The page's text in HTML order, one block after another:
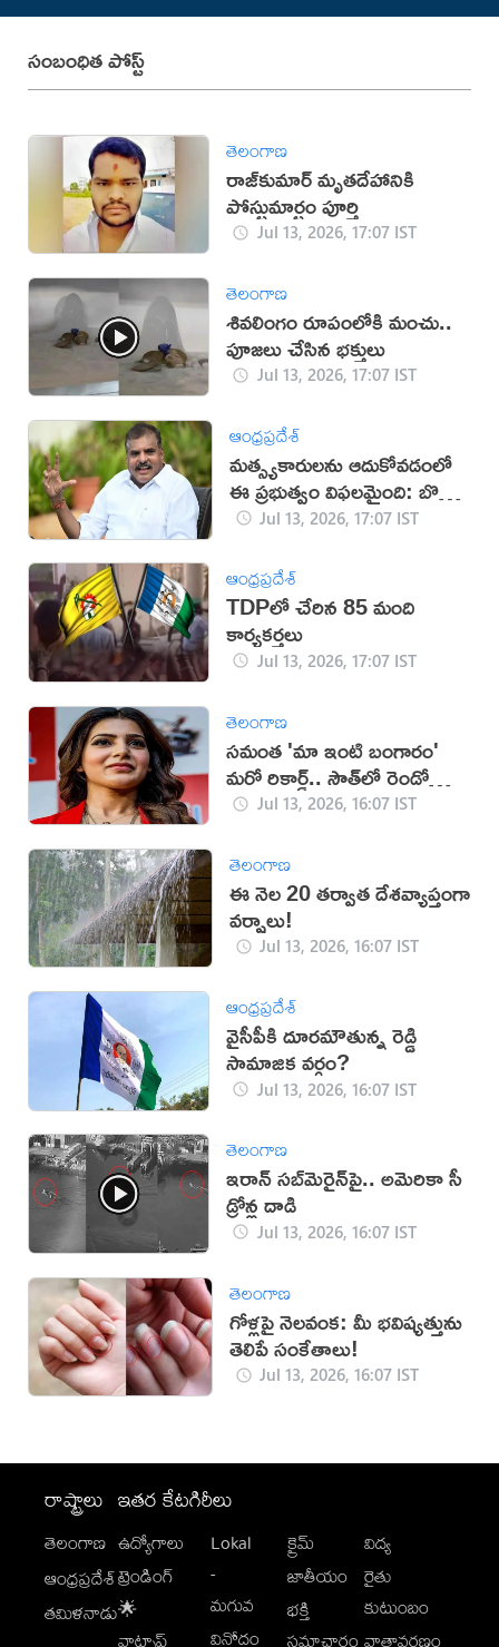
సంబంధిత పోస్ట్
తెలంగాణ
రాజ్‌కుమార్‌ మృతదేహానికి
పోస్టుమార్టం పూర్తి
Jul 13, 2026, 17:07 IST
తెలంగాణ
శివలింగం రూపంలోకి మంచు..
పూజలు చేసిన భక్తులు
Jul 13, 2026, 17:07 IST
ఆంధ్రప్రదేశ్
మత్స్యకారులను ఆదుకోవడంలో
ఈ ప్రభుత్వం విఫలమైంది: బొత్స
సత్యనారాయణ
Jul 13, 2026, 17:07 IST
ఆంధ్రప్రదేశ్
TDPలో చేరిన 85 మంది
కార్యకర్తలు
Jul 13, 2026, 17:07 IST
తెలంగాణ
సమంత 'మా ఇంటి బంగారం'
మరో రికార్డ్.. సౌత్‌లో రెండో
స్థానం!Jul 13, 2026, 16:07 IST
తెలంగాణ
ఈ నెల 20 తర్వాత దేశవ్యాప్తంగా
వర్షాలు!
Jul 13, 2026, 16:07 IST
ఆంధ్రప్రదేశ్
వైసీపీకి దూరమౌతున్న రెడ్డి
సామాజిక వర్గం?
Jul 13, 2026, 16:07 IST
తెలంగాణ
ఇరాన్‌ సబ్‌మెరైన్‌పై.. అమెరికా సీ
డ్రోన్ల దాడి
Jul 13, 2026, 16:07 IST
తెలంగాణ
గోళ్లపై నెలవంక: మీ భవిష్యత్తును
తెలిపే సంకేతాలు!
Jul 13, 2026, 16:07 IST
రాష్ట్రాలు
తెలంగాణ
ఆంధ్రప్రదేశ్
తమిళనాడు
ఇతర కేటగిరీలు
ఉద్యోగాలు
ట్రెండింగ్
🌟
Lokal
-
మగువ
వినోదం
క్రైమ్
జాతీయం
భక్తి
విద్య
రైతు
కుటుంబం